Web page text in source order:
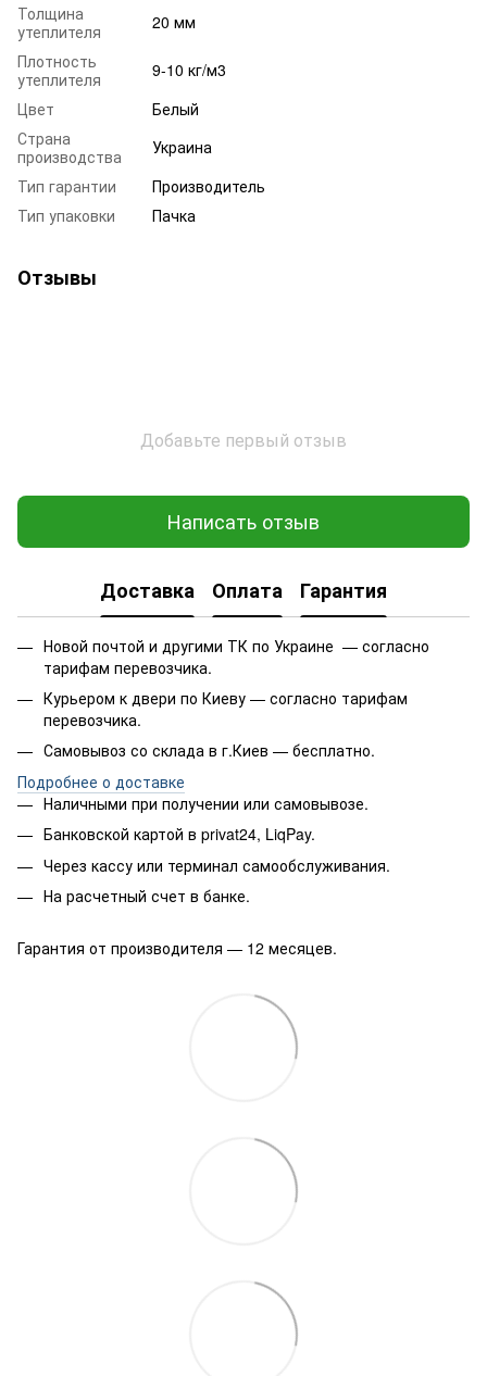
Толщина
утеплителя
20 мм
Плотность
утеплителя
9-10 кг/м3
Цвет
Белый
Страна
производства
Украина
Тип гарантии
Производитель
Тип упаковки
Пачка
Отзывы
Добавьте первый отзыв
Написать отзыв
Доставка Оплата Гарантия
Новой почтой и другими ТК по Украине — согласно
тарифам перевозчика.
Курьером к двери по Киеву — согласно тарифам
перевозчика.
Самовывоз со склада в г.Киев — бесплатно.
Подробнее о доставке
Наличными при получении или самовывозе.
Банковской картой в privat24, LiqPay.
Через кассу или терминал самообслуживания.
На расчетный счет в банке.
Гарантия от производителя — 12 месяцев.